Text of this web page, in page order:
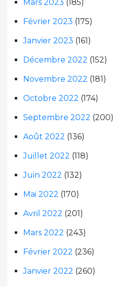
Mars 2023 (185)
Février 2023 (175)
Janvier 2023 (161)
Décembre 2022 (152)
Novembre 2022 (181)
Octobre 2022 (174)
Septembre 2022 (200)
Août 2022 (136)
Juillet 2022 (118)
Juin 2022 (132)
Mai 2022 (170)
Avril 2022 (201)
Mars 2022 (243)
Février 2022 (236)
Janvier 2022 (260)